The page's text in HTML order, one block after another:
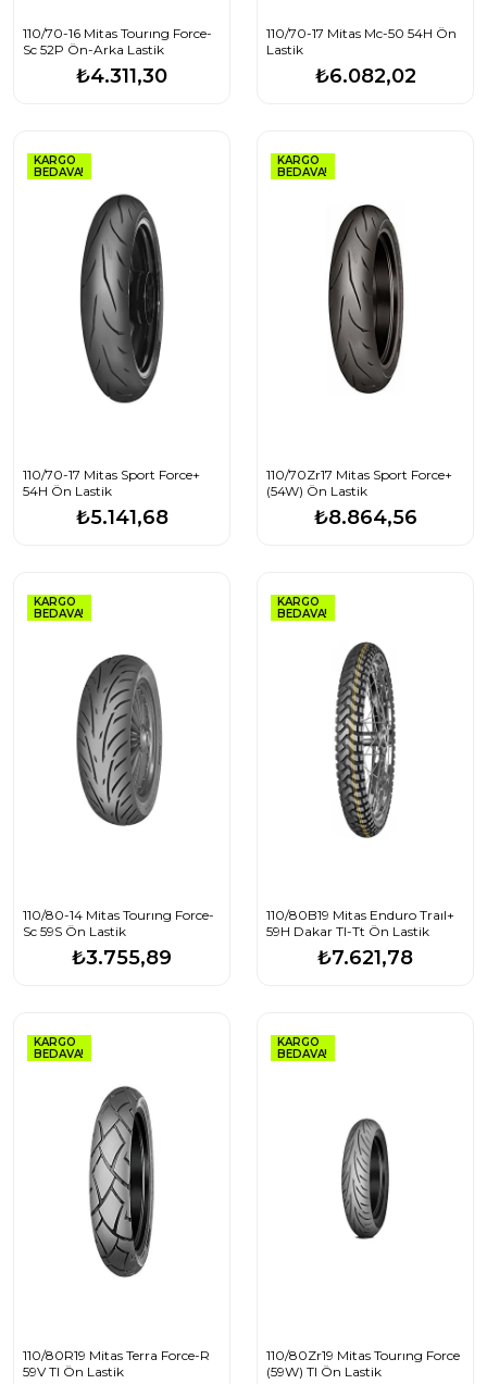
110/70-16 Mitas Tourıng Force-
Sc 52P Ön-Arka Lastik
₺4.311,30
110/70-17 Mitas Mc-50 54H Ön
Lastik
₺6.082,02
KARGO
BEDAVA!
110/70-17 Mitas Sport Force+
54H Ön Lastik
₺5.141,68
KARGO
BEDAVA!
110/70Zr17 Mitas Sport Force+
(54W) Ön Lastik
₺8.864,56
KARGO
BEDAVA!
110/80-14 Mitas Tourıng Force-
Sc 59S Ön Lastik
₺3.755,89
KARGO
BEDAVA!
110/80B19 Mitas Enduro Traıl+
59H Dakar Tl-Tt Ön Lastik
₺7.621,78
KARGO
BEDAVA!
110/80R19 Mitas Terra Force-R
59V Tl Ön Lastik
KARGO
BEDAVA!
110/80Zr19 Mitas Tourıng Force
(59W) Tl Ön Lastik